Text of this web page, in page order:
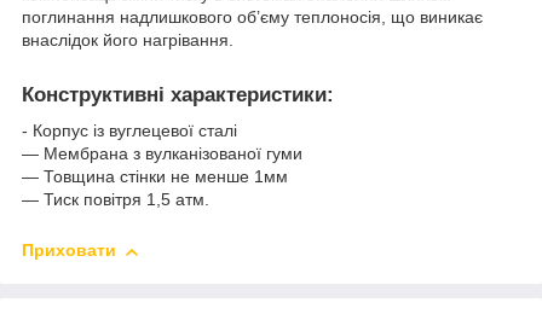
поглинання надлишкового об’єму теплоносія, що виникає
внаслідок його нагрівання.
Конструктивні характеристики:
- Корпус із вуглецевої сталі
― Мембрана з вулканізованої гуми
― Товщина стінки не менше 1мм
― Тиск повітря 1,5 атм.
Приховати